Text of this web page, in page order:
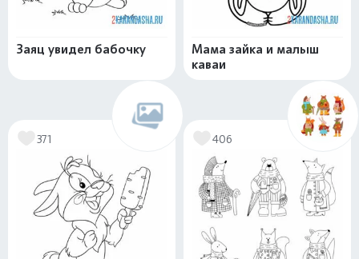
Заяц увидел бабочку
Мама зайка и малыш
каваи
371 406